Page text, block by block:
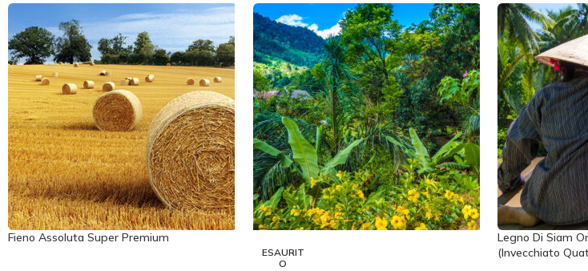
Fieno Assoluta Super Premium
ESAURIT
O
Legno Di Siam
(Invecchiato